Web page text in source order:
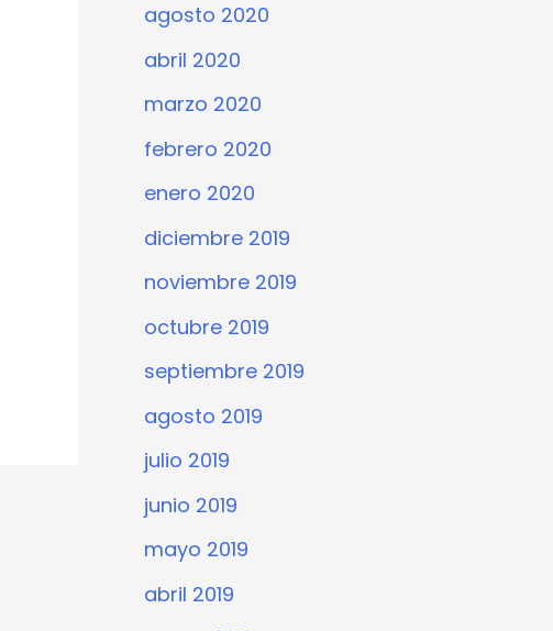
agosto 2020
abril 2020
marzo 2020
febrero 2020
enero 2020
diciembre 2019
noviembre 2019
octubre 2019
septiembre 2019
agosto 2019
julio 2019
junio 2019
mayo 2019
abril 2019